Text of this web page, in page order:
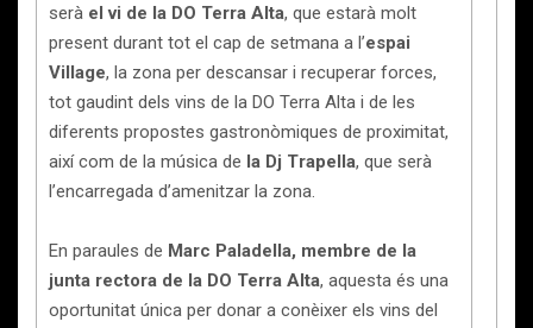
serà el vi de la DO Terra Alta, que estarà molt
present durant tot el cap de setmana a l’espai
Village, la zona per descansar i recuperar forces,
tot gaudint dels vins de la DO Terra Alta i de les
diferents propostes gastronòmiques de proximitat,
així com de la música de la Dj Trapella, que serà
l’encarregada d’amenitzar la zona.
En paraules de Marc Paladella, membre de la
junta rectora de la DO Terra Alta, aquesta és una
oportunitat única per donar a conèixer els vins del